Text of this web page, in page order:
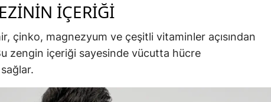
İÇERIĞI
çinko, magnezyum ve çeşitli vitaminler açısından
zengin içeriği sayesinde vücutta hücre